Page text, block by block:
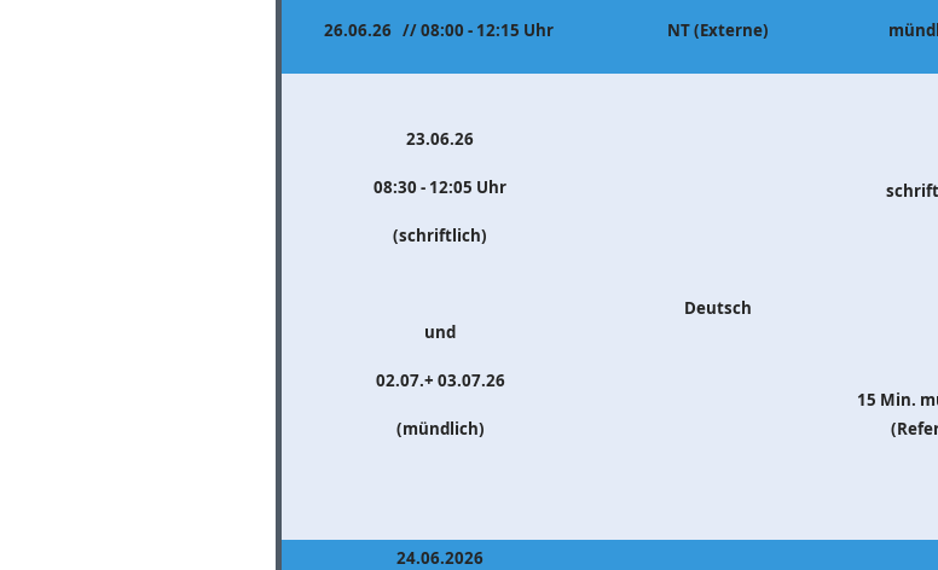
26.06.26 // 08:00 - 12:15 Uhr NT (Externe)
23.06.26
08:30 - 12:05 Uhr
(schriftlich)
und
02.07.+ 03.07.26
(mündlich)
Deutsch
15 Min.
24.06.2026